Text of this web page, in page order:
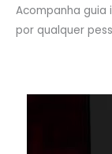
Acompanha
por qualquer